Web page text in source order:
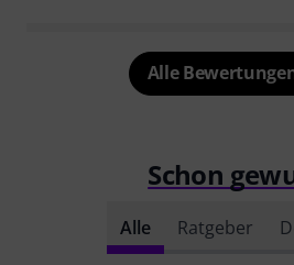
Alle
Schon
Alle Ratgeber